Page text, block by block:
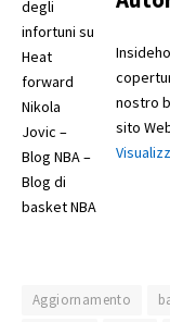
nostro
sito
Aggiornamento